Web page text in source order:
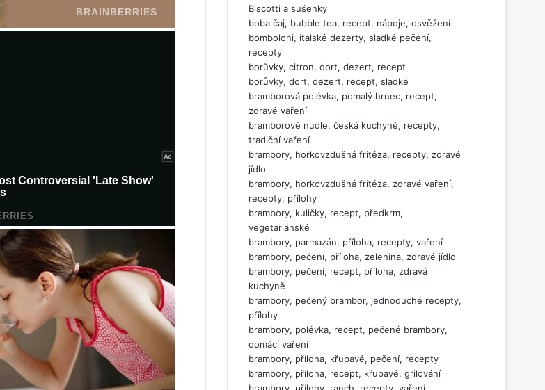
Biscotti a sušenky
boba čaj, bubble tea, recept, nápoje, osvěžení
bomboloni, italské dezerty, sladké pečení,
recepty
borůvky, citron, dort, dezert, recept
borůvky, dort, dezert, recept, sladké
bramborová polévka, pomalý hrnec, recept,
zdravé vaření
bramborové nudle, česká kuchyně, recepty,
tradiční vaření
brambory, horkovzdušná fritéza, recepty, zdravé
jídlo
brambory, horkovzdušná fritéza, zdravé vaření,
recepty, přílohy
brambory, kuličky, recept, předkrm,
vegetariánské
brambory, parmazán, příloha, recepty, vaření
brambory, pečení, příloha, zelenina, zdravé jídlo
brambory, pečení, recept, příloha, zdravá
kuchyně
brambory, pečený brambor, jednoduché recepty,
přílohy
brambory, polévka, recept, pečené brambory,
domácí vaření
brambory, příloha, křupavé, pečení, recepty
brambory, příloha, recept, křupavé, grilování